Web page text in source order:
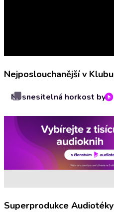
Nejposlouchanější v Klubu
Nesnesitelná horkost bytí
Superprodukce Audiotéky